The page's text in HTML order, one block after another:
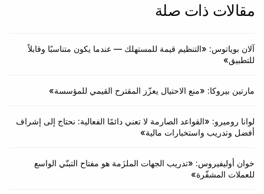
مقالات ذات صلة
آلان بوياتوس: «التنظيم قيمة للمستهلك — عندما يكون متناسبًا وقابلاً
للتطبيق»
مارتين بيروكا: «منع الاحتيال يعزّز المقترح القيمي للمؤسسة»
لوانا روميرو: «القواعد الصارمة لا تعني دائمًا الفعالية: نحتاج إلى إشراف
أفضل وتدريب واستخبارات مالية»
خوان أوليفيروس: «تدريب الجهات الملزَمة هو مفتاح التبنّي الواسع
للعملات المشفّرة»